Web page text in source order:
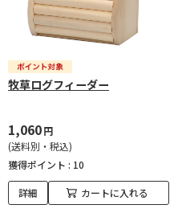
牧草ログフィーダー
1,060円
(送料別・税込)
獲得ポイント : 10
詳細 カートに入れる